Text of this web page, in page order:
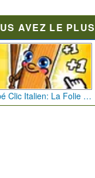
AVEZ LE
Bébé Clic Italien: La Folie des Petits Bambins